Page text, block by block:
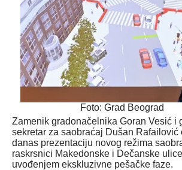
Foto: Grad Beograd
Zamenik gradonačelnika Goran Vesić i
sekretar za saobraćaj Dušan Rafailović
danas prezentaciju novog režima
raskrsnici Makedonske i Dečanske ulice
uvođenjem ekskluzivne pešačke faze.